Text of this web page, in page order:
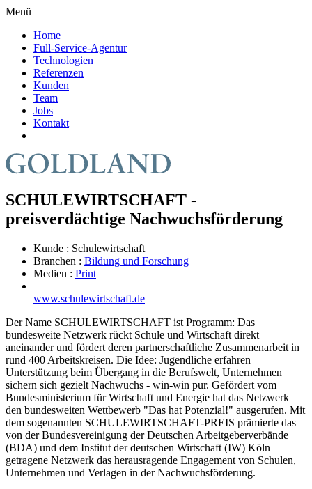
Menü
Home
Full-Service-Agentur
Technologien
Referenzen
Kunden
Team
Jobs
Kontakt
SCHULEWIRTSCHAFT -
preisverdächtige Nachwuchsförderung
Kunde : Schulewirtschaft
Branchen : Bildung und Forschung
Medien : Print
www.schulewirtschaft.de
Der Name SCHULEWIRTSCHAFT ist Programm: Das
bundesweite Netzwerk rückt Schule und Wirtschaft direkt
aneinander und fördert deren partnerschaftliche Zusammenarbeit in
rund 400 Arbeitskreisen. Die Idee: Jugendliche erfahren
Unterstützung beim Übergang in die Berufswelt, Unternehmen
sichern sich gezielt Nachwuchs - win-win pur. Gefördert vom
Bundesministerium für Wirtschaft und Energie hat das Netzwerk
den bundesweiten Wettbewerb "Das hat Potenzial!" ausgerufen. Mit
dem sogenannten SCHULEWIRTSCHAFT-PREIS prämierte das
von der Bundesvereinigung der Deutschen Arbeitgeberverbände
(BDA) und dem Institut der deutschen Wirtschaft (IW) Köln
getragene Netzwerk das herausragende Engagement von Schulen,
Unternehmen und Verlagen in der Nachwuchsförderung.